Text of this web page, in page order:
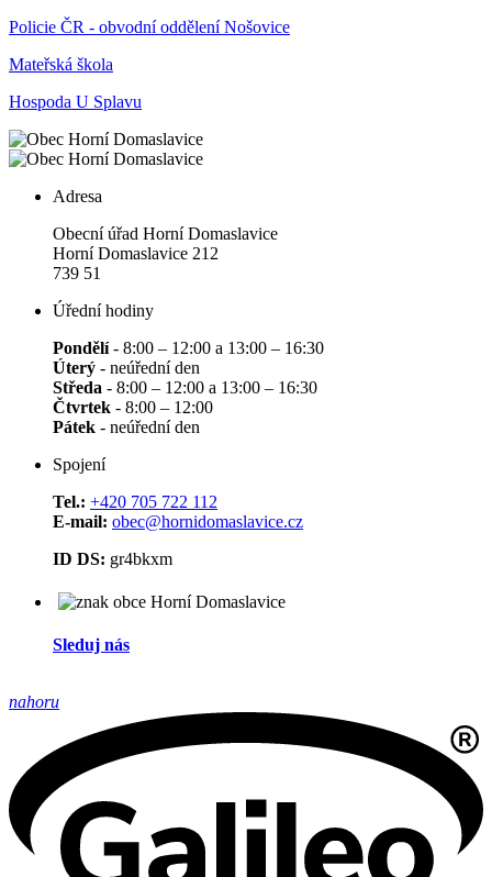
Policie ČR - obvodní oddělení Nošovice
Mateřská škola
Hospoda U Splavu
Adresa
Obecní úřad Horní Domaslavice
Horní Domaslavice 212
739 51
Úřední hodiny
Pondělí- 8:00 – 12:00 a 13:00 – 16:30
Úterý - neúřední den
Středa - 8:00 – 12:00 a 13:00 – 16:30
Čtvrtek - 8:00 – 12:00
Pátek - neúřední den
Spojení
Tel.: +420 705 722 112
E-mail: obec@hornidomaslavice.cz
ID DS: gr4bkxm
Sleduj nás
nahoru